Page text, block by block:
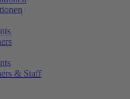
& Staff